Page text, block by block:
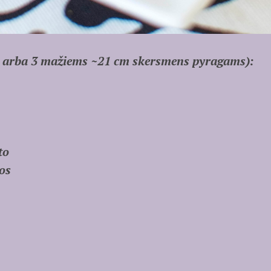
3 mažiems ~21 cm skersmens pyragams):